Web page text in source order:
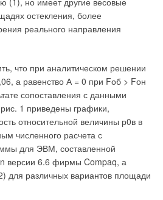
остекления, более
реального направления
что при аналитическом решении
а равенство А = 0 при Fоб > Fон
сопоставления с данными
1 приведены графики,
относительной величины р0в в
численного расчета с
для ЭВМ, составленной
версии 6.6 фирмы Compaq, а
для различных вариантов площади
создание в измерительном
насоса не позволяет провести
что ведет к протечкам
гидравлического тракта,
к ухудшению
установки. Отсутствие
и содержанию технического
Изготовление комплекта
только для ограниченного
у изготовителей установок,
и поступлении наружного
в 4х, 8и и 12кратном
с вариантом, когда
ночью отсутствует.
воздуха снижается в
кондиционирования воздуха.
проветривания с разными
температуры воздуха помещений
температуры воздуха на более
время (когда работает система
тепловых процессов,
рассмотрение